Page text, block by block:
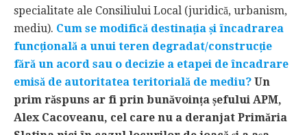
specialitate ale Consiliului Local (juridică, urbanism,
mediu). Cum se modifică destinația și încadrarea
funcțională a unui teren degradat/construcție
fără un acord sau o decizie a etapei de încadrare
emisă de autoritatea teritorială de mediu? Un
prim răspuns ar fi prin bunăvoința șefului APM,
Alex Cacoveanu, cel care nu a deranjat Primăria